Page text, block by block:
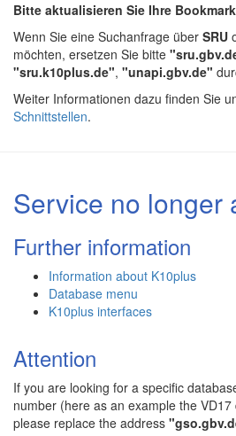
Bitte aktualisieren Sie Ihre
Wenn Sie eine Suchanfrage über SRU
möchten, ersetzen Sie bitte
"sru.k10plus.de", "unapi.gbv.de"
Weiter Informationen dazu finden Sie
Schnittstellen.
Service no longer
Further information
Information about K10plus
Database menu
K10plus interfaces
Attention
If you are looking for a specific
number (here as an example the
please replace the address